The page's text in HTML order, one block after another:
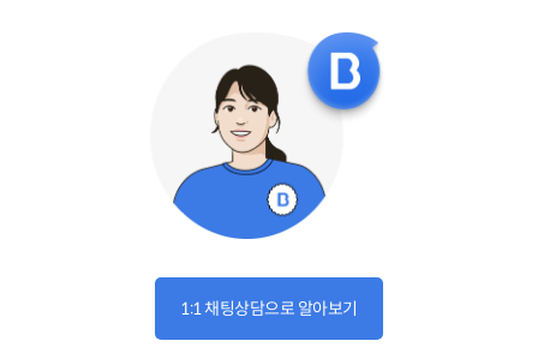
1:1 채팅상담으로 알아보기